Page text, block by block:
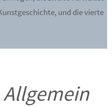
und die vierte
Allgemein